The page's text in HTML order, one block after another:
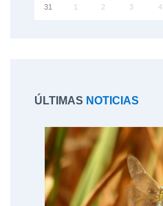
31 1 2 3 4
ÚLTIMAS NOTICIAS